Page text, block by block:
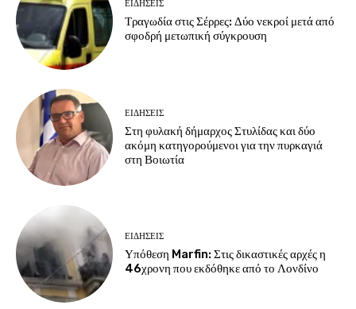
ΕΙΔΗΣΕΙΣ
Τραγωδία στις Σέρρες: Δύο νεκροί μετά από
σφοδρή μετωπική σύγκρουση
ΕΙΔΗΣΕΙΣ
Στη φυλακή δήμαρχος Στυλίδας και δύο
ακόμη κατηγορούμενοι για την πυρκαγιά
στη Βοιωτία
ΕΙΔΗΣΕΙΣ
Υπόθεση Marfin: Στις δικαστικές αρχές η
46χρονη που εκδόθηκε από το Λονδίνο